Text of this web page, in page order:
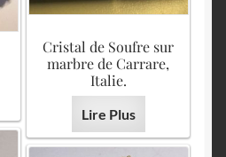
Cristal de Soufre sur
marbre de Carrare,
Italie.
Lire Plus